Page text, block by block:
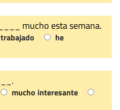
mucho esta semana.
he
mucho interesante